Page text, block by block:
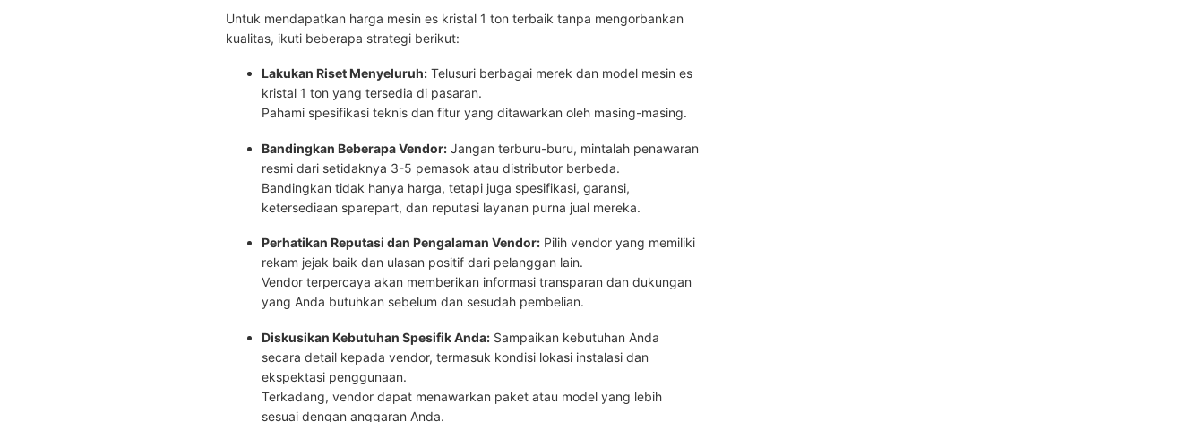
Untuk mendapatkan harga mesin es kristal 1 ton terbaik tanpa mengorbankan
kualitas, ikuti beberapa strategi berikut:
Lakukan Riset Menyeluruh: Telusuri berbagai merek dan model mesin es
kristal 1 ton yang tersedia di pasaran.
Pahami spesifikasi teknis dan fitur yang ditawarkan oleh masing-masing.
Bandingkan Beberapa Vendor: Jangan terburu-buru, mintalah penawaran
resmi dari setidaknya 3-5 pemasok atau distributor berbeda.
Bandingkan tidak hanya harga, tetapi juga spesifikasi, garansi,
ketersediaan sparepart, dan reputasi layanan purna jual mereka.
Perhatikan Reputasi dan Pengalaman Vendor: Pilih vendor yang memiliki
rekam jejak baik dan ulasan positif dari pelanggan lain.
Vendor terpercaya akan memberikan informasi transparan dan dukungan
yang Anda butuhkan sebelum dan sesudah pembelian.
Diskusikan Kebutuhan Spesifik Anda: Sampaikan kebutuhan Anda
secara detail kepada vendor, termasuk kondisi lokasi instalasi dan
ekspektasi penggunaan.
Terkadang, vendor dapat menawarkan paket atau model yang lebih
sesuai dengan anggaran Anda.